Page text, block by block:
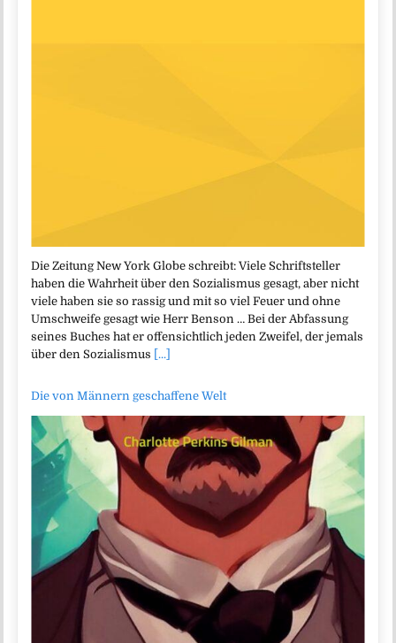
Die Zeitung New York Globe schreibt: Viele Schriftsteller
haben die Wahrheit über den Sozialismus gesagt, aber nicht
viele haben sie so rassig und mit so viel Feuer und ohne
Umschweife gesagt wie Herr Benson … Bei der Abfassung
seines Buches hat er offensichtlich jeden Zweifel, der jemals
über den Sozialismus [...]
Die von Männern geschaffene Welt